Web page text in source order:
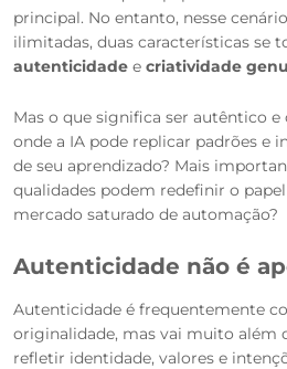
principal. No entanto, nesse
ilimitadas, duas características se
autenticidade e criatividade
Mas o que significa ser autêntico
onde a IA pode replicar padrões e
de seu aprendizado? Mais
qualidades podem redefinir o
mercado saturado de automação?
Autenticidade não é
Autenticidade é frequentemente
originalidade, mas vai muito além
refletir identidade, valores e